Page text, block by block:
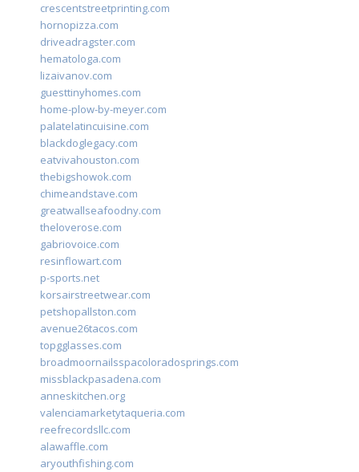
crescentstreetprinting.com
hornopizza.com
driveadragster.com
hematologa.com
lizaivanov.com
guesttinyhomes.com
home-plow-by-meyer.com
palatelatincuisine.com
blackdoglegacy.com
eatvivahouston.com
thebigshowok.com
chimeandstave.com
greatwallseafoodny.com
theloverose.com
gabriovoice.com
resinflowart.com
p-sports.net
korsairstreetwear.com
petshopallston.com
avenue26tacos.com
topgglasses.com
broadmoornailsspacoloradosprings.com
missblackpasadena.com
anneskitchen.org
valenciamarketytaqueria.com
reefrecordsllc.com
alawaffle.com
aryouthfishing.com